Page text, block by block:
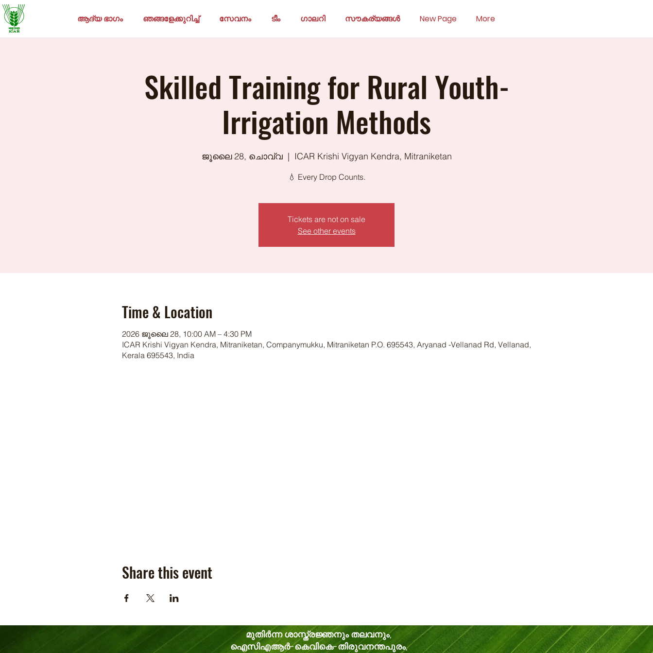
ആദ്യ ഭാഗം ഞങ്ങളേക്കുറിച്ച് സേവനം ടീം ഗാലറി സൗകര്യങ്ങൾ New Page More
Skilled Training for Rural Youth-
Irrigation Methods
ജൂലൈ 28, ചൊവ്വ
  |
ICAR Krishi Vigyan Kendra, Mitraniketan
💧 Every Drop Counts.
Tickets are not on sale
See other events
Time & Location
2026 ജൂലൈ 28, 10:00 AM – 4:30 PM
ICAR Krishi Vigyan Kendra, Mitraniketan, Companymukku, Mitraniketan P.O. 695543, Aryanad -Vellanad Rd, Vellanad,
Kerala 695543, India
Share this event
മുതിർന്ന ശാസ്ത്രജ്ഞനും തലവനും,
ഐസിഎആർ-കെവികെ-തിരുവനന്തപുരം,